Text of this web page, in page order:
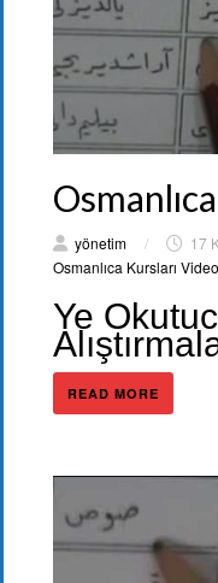
yönetim / 17
Osmanlıca Kursları Video
Ye
READ MORE